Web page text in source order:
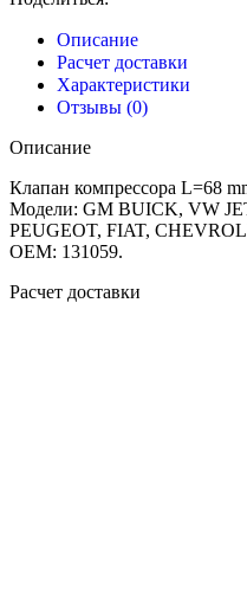
Описание
Расчет доставки
Характеристики
Отзывы (0)
Описание
Клапан компрессора L=68
Модели: GM BUICK, VW
PEUGEOT, FIAT,
OEM: 131059.
Расчет доставки